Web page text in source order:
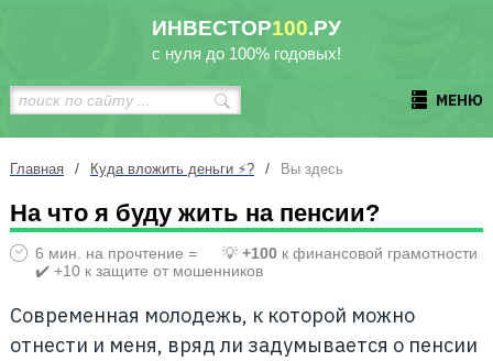
ИНВЕСТОР100.РУ
с нуля до 100% годовых!
МЕНЮ
Главная / Куда вложить деньги ⚡? / Вы здесь
На что я буду жить на пенсии?
6 мин. на прочтение = 💡 +100к финансовой грамотности
✔️ +10 к защите от мошенников
Современная молодежь, к которой можно
отнести и меня, вряд ли задумывается о пенсии